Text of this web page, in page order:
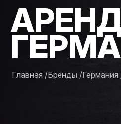
Главная /Бренды /Германия